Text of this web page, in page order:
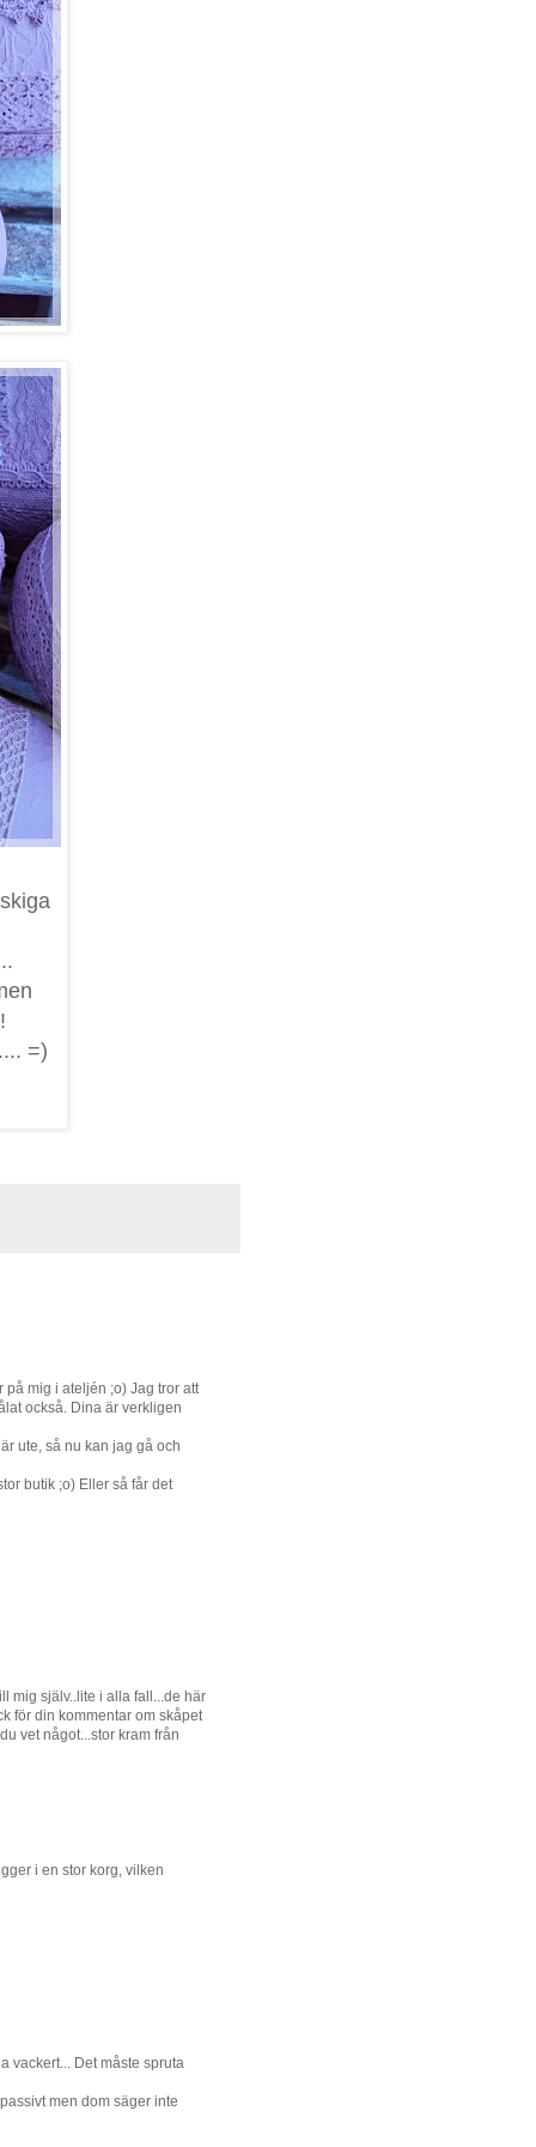
=)
mig i ateljén ;o) Jag tror att
också. Dina är verkligen
ute, så nu kan jag gå och
butik ;o) Eller så får det
mig själv..lite i alla fall...de här
för din kommentar om skåpet
vet något...stor kram från
i en stor korg, vilken
vackert... Det måste spruta
men dom säger inte